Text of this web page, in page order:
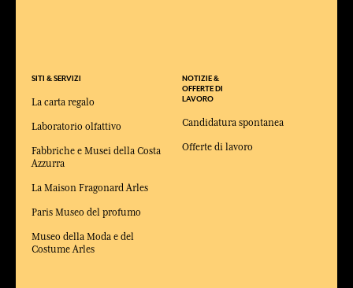
SITI & SERVIZI
La carta regalo
Laboratorio olfattivo
Fabbriche e Musei della Costa
Azzurra
La Maison Fragonard Arles
Paris Museo del profumo
Museo della Moda e del
Costume Arles
NOTIZIE &
OFFERTE DI
LAVORO
Candidatura spontanea
Offerte di lavoro